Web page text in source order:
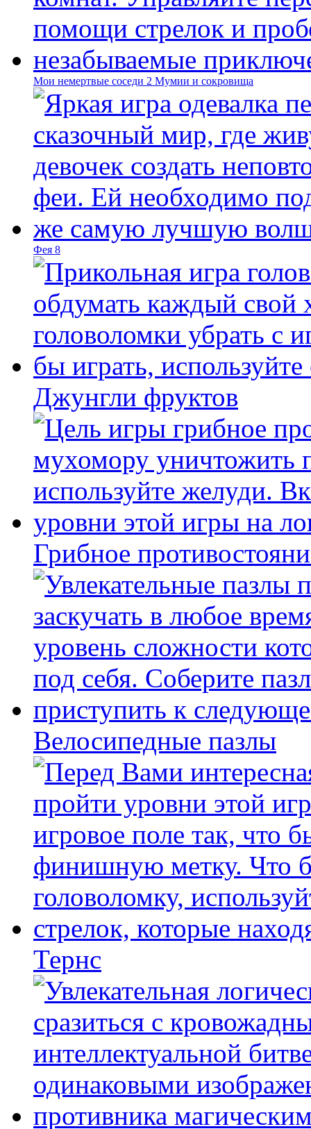
Мои немертвые соседи 2 Мумии и сокровища
Фея 8
Джунгли фруктов
Грибное
Велосипедные пазлы
Тернс